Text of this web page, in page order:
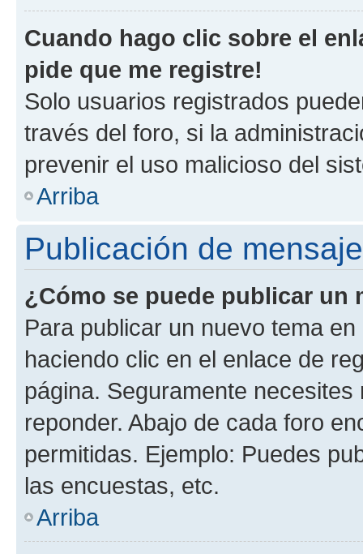
Cuando hago clic sobre el
pide que me registre!
Solo usuarios registrados
través del foro, si la
prevenir el uso malicioso del
Arriba
Publicación de
¿Cómo se puede publicar un
Para publicar un nuevo tema
haciendo clic en el enlace de
página. Seguramente
reponder. Abajo de cada foro
permitidas. Ejemplo: Puedes
las encuestas, etc.
Arriba